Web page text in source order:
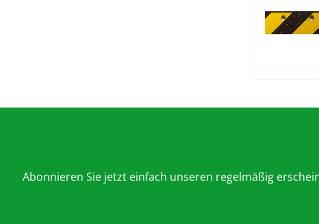
Abonnieren Sie jetzt einfach unseren regelmäßig